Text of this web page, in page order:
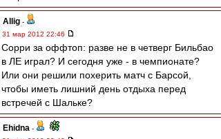
Allig -
31 мар 2012 22:46
Сорри за оффтоп: разве не в четверг Бильбао
в ЛЕ играл? И сегодня уже - в чемпионате?
Или они решили похерить матч с Барсой,
чтобы иметь лишний день отдыха перед
встречей с Шальке?
Ehidna -